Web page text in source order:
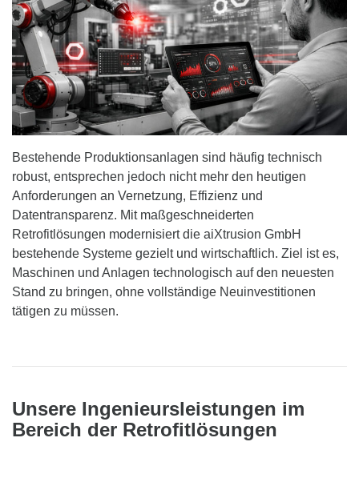
Bestehende Produktionsanlagen sind häufig technisch
robust, entsprechen jedoch nicht mehr den heutigen
Anforderungen an Vernetzung, Effizienz und
Datentransparenz. Mit maßgeschneiderten
Retrofitlösungen modernisiert die aiXtrusion GmbH
bestehende Systeme gezielt und wirtschaftlich. Ziel ist es,
Maschinen und Anlagen technologisch auf den neuesten
Stand zu bringen, ohne vollständige Neuinvestitionen
tätigen zu müssen.
Unsere Ingenieursleistungen im
Bereich der Retrofitlösungen